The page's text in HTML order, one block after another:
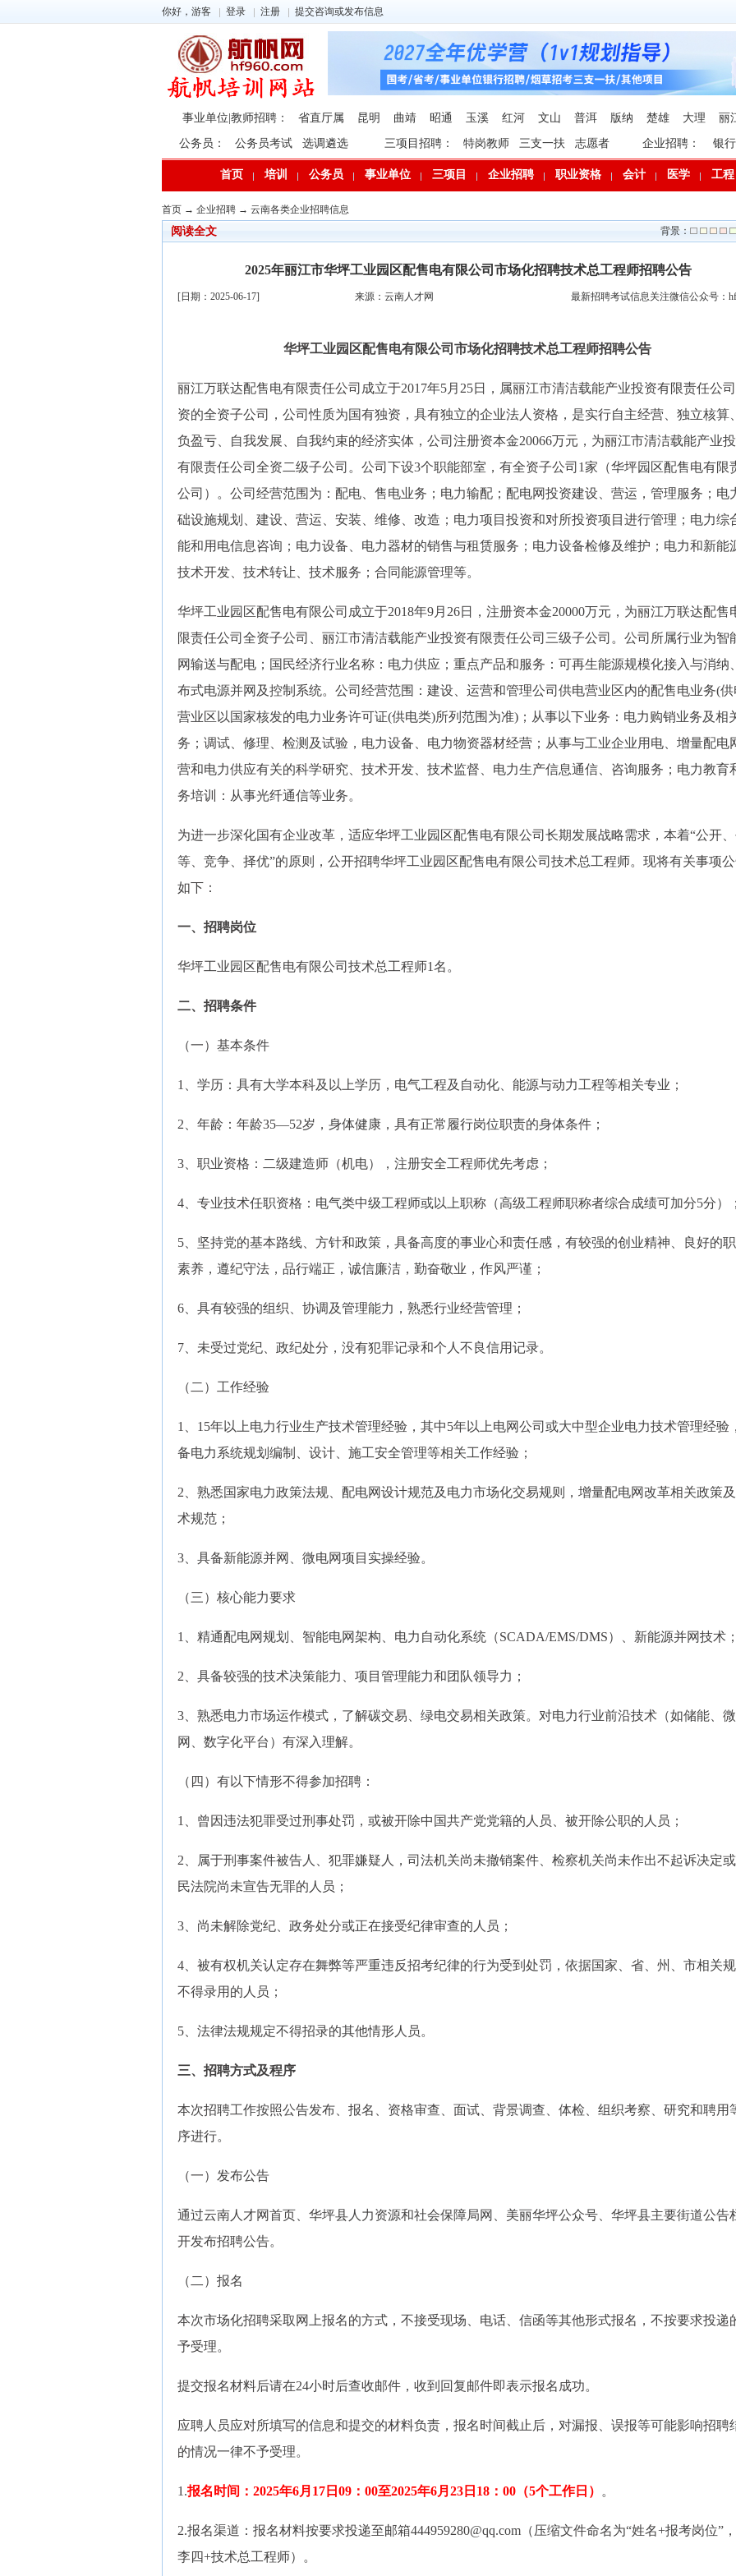
你好，游客 登录 注册 提交咨询或发布信息
事业单位|教师招聘： 省直厅属 昆明 曲靖 昭通 玉溪 红河 文山 普洱 版纳 楚雄 大理 丽
公务员： 公务员考试 选调遴选 三项目招聘： 特岗教师 三支一扶 志愿者 企业招聘： 银行
首页 培训 公务员 事业单位 三项目 企业招聘 职业资格 会计 医学 工程
首页 → 企业招聘 → 云南各类企业招聘信息
背景：
阅读全文
2025年丽江市华坪工业园区配售电有限公司市场化招聘技术总工程师招聘公告
[日期：2025-06-17] 来源：云南人才网 最新招聘考试信息关注微信公众号：
华坪工业园区配售电有限公司市场化招聘技术总工程师招聘公告
丽江万联达配售电有限责任公司成立于2017年5月25日，属丽江市清洁载能产业投资有限责任公
资的全资子公司，公司性质为国有独资，具有独立的企业法人资格，是实行自主经营、独立核算
负盈亏、自我发展、自我约束的经济实体，公司注册资本金20066万元，为丽江市清洁载能产业
有限责任公司全资二级子公司。公司下设3个职能部室，有全资子公司1家（华坪园区配售电有限
公司）。公司经营范围为：配电、售电业务；电力输配；配电网投资建设、营运，管理服务；电
础设施规划、建设、营运、安装、维修、改造；电力项目投资和对所投资项目进行管理；电力综
能和用电信息咨询；电力设备、电力器材的销售与租赁服务；电力设备检修及维护；电力和新能
技术开发、技术转让、技术服务；合同能源管理等。
华坪工业园区配售电有限公司成立于2018年9月26日，注册资本金20000万元，为丽江万联达配售
限责任公司全资子公司、丽江市清洁载能产业投资有限责任公司三级子公司。公司所属行业为智
网输送与配电；国民经济行业名称：电力供应；重点产品和服务：可再生能源规模化接入与消纳
布式电源并网及控制系统。公司经营范围：建设、运营和管理公司供电营业区内的配售电业务(供
营业区以国家核发的电力业务许可证(供电类)所列范围为准)；从事以下业务：电力购销业务及相
务；调试、修理、检测及试验，电力设备、电力物资器材经营；从事与工业企业用电、增量配电
营和电力供应有关的科学研究、技术开发、技术监督、电力生产信息通信、咨询服务；电力教育
务培训：从事光纤通信等业务。
为进一步深化国有企业改革，适应华坪工业园区配售电有限公司长期发展战略需求，本着“公开
等、竞争、择优”的原则，公开招聘华坪工业园区配售电有限公司技术总工程师。现将有关事项
如下：
一、招聘岗位
华坪工业园区配售电有限公司技术总工程师1名。
二、招聘条件
（一）基本条件
1、学历：具有大学本科及以上学历，电气工程及自动化、能源与动力工程等相关专业；
2、年龄：年龄35—52岁，身体健康，具有正常履行岗位职责的身体条件；
3、职业资格：二级建造师（机电），注册安全工程师优先考虑；
4、专业技术任职资格：电气类中级工程师或以上职称（高级工程师职称者综合成绩可加分5分）；
5、坚持党的基本路线、方针和政策，具备高度的事业心和责任感，有较强的创业精神、良好的
素养，遵纪守法，品行端正，诚信廉洁，勤奋敬业，作风严谨；
6、具有较强的组织、协调及管理能力，熟悉行业经营管理；
7、未受过党纪、政纪处分，没有犯罪记录和个人不良信用记录。
（二）工作经验
1、15年以上电力行业生产技术管理经验，其中5年以上电网公司或大中型企业电力技术管理经验
备电力系统规划编制、设计、施工安全管理等相关工作经验；
2、熟悉国家电力政策法规、配电网设计规范及电力市场化交易规则，增量配电网改革相关政策
术规范；
3、具备新能源并网、微电网项目实操经验。
（三）核心能力要求
1、精通配电网规划、智能电网架构、电力自动化系统（SCADA/EMS/DMS）、新能源并网技术；
2、具备较强的技术决策能力、项目管理能力和团队领导力；
3、熟悉电力市场运作模式，了解碳交易、绿电交易相关政策。对电力行业前沿技术（如储能、
网、数字化平台）有深入理解。
（四）有以下情形不得参加招聘：
1、曾因违法犯罪受过刑事处罚，或被开除中国共产党党籍的人员、被开除公职的人员；
2、属于刑事案件被告人、犯罪嫌疑人，司法机关尚未撤销案件、检察机关尚未作出不起诉决定
民法院尚未宣告无罪的人员；
3、尚未解除党纪、政务处分或正在接受纪律审查的人员；
4、被有权机关认定存在舞弊等严重违反招考纪律的行为受到处罚，依据国家、省、州、市相关
不得录用的人员；
5、法律法规规定不得招录的其他情形人员。
三、招聘方式及程序
本次招聘工作按照公告发布、报名、资格审查、面试、背景调查、体检、组织考察、研究和聘用
序进行。
（一）发布公告
通过云南人才网首页、华坪县人力资源和社会保障局网、美丽华坪公众号、华坪县主要街道公告
开发布招聘公告。
（二）报名
本次市场化招聘采取网上报名的方式，不接受现场、电话、信函等其他形式报名，不按要求投递
予受理。
提交报名材料后请在24小时后查收邮件，收到回复邮件即表示报名成功。
应聘人员应对所填写的信息和提交的材料负责，报名时间截止后，对漏报、误报等可能影响招聘
的情况一律不予受理。
1.报名时间：2025年6月17日09：00至2025年6月23日18：00（5个工作日） 。
2.报名渠道：报名材料按要求投递至邮箱444959280@qq.com（压缩文件命名为“姓名+报考岗位”
李四+技术总工程师）。